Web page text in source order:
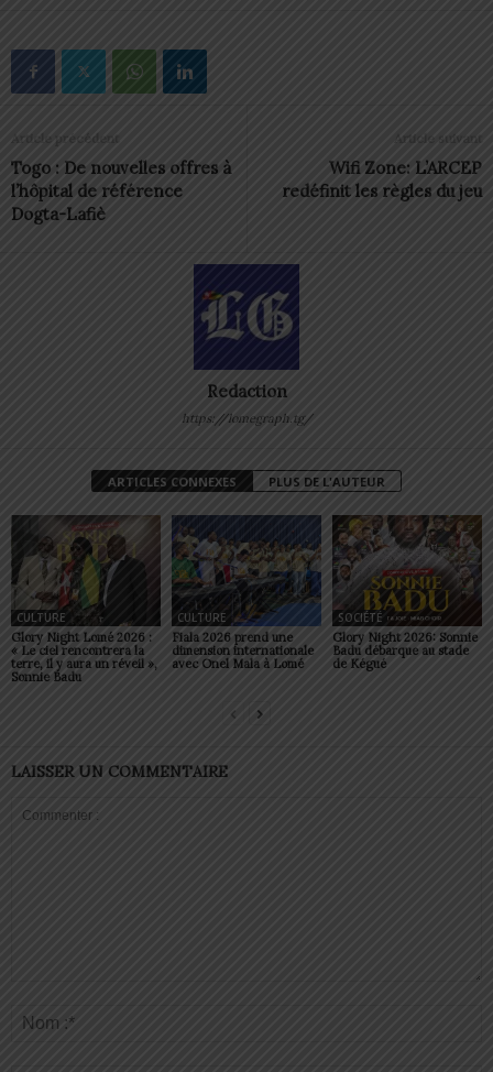
Article précédent
Togo : De nouvelles offres à
l’hôpital de référence
Dogta-Lafiè
Article suivant
Wifi Zone: L’ARCEP
redéfinit les règles du jeu
Redaction
https://lomegraph.tg/
ARTICLES CONNEXES PLUS DE L'AUTEUR
CULTURE
Glory Night Lomé 2026 :
« Le ciel rencontrera la
terre, il y aura un réveil »,
Sonnie Badu
CULTURE
Fiala 2026 prend une
dimension internationale
avec Onel Mala à Lomé
SOCIÉTÉ
Glory Night 2026: Sonnie
Badu débarque au stade
de Kégué
LAISSER UN COMMENTAIRE